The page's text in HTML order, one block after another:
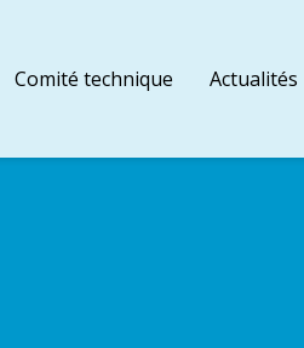
Comité technique Actualités